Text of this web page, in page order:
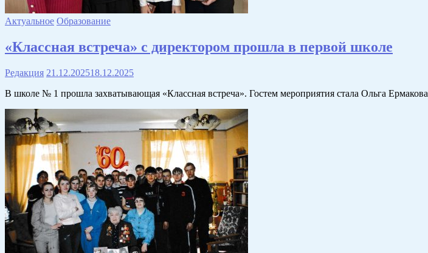
Актуальное Образование
«Классная встреча» с директором прошла в первой школе
Редакция 21.12.202518.12.2025
В школе № 1 прошла захватывающая «Классная встреча». Гостем мероприятия стала Ольга Ермакова